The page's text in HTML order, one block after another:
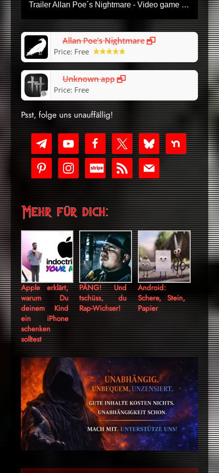
Trailer Allan Poe´s Nightmare - Video game for iOS & Android
Allan Poe’s Nightmare
Price: Free
Unknown app
Price: Free
Psst, folge uns unauffällig!
telegram
youtube-
play
facebookx blueskynextdoor
pinterest instagramcc-
stripe
rss mail
Mehr für dich:
Apple erklärt,
warum Du
deinem Kind
ein iPhone
schenken
solltest
PÄNG! Und
tschüss, du
Rap-Wichser!
Android:
Schere, Stein,
Papier